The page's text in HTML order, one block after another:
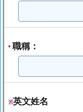
* 職稱：
※英文姓名